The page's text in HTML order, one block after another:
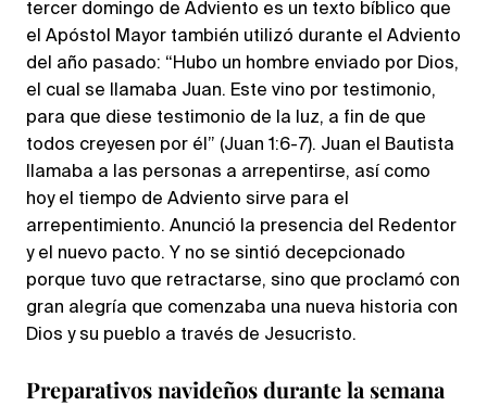
tercer domingo de Adviento es un texto bíblico que
el Apóstol Mayor también utilizó durante el Adviento
del año pasado: “Hubo un hombre enviado por Dios,
el cual se llamaba Juan. Este vino por testimonio,
para que diese testimonio de la luz, a fin de que
todos creyesen por él” (Juan 1:6-7). Juan el Bautista
llamaba a las personas a arrepentirse, así como
hoy el tiempo de Adviento sirve para el
arrepentimiento. Anunció la presencia del Redentor
y el nuevo pacto. Y no se sintió decepcionado
porque tuvo que retractarse, sino que proclamó con
gran alegría que comenzaba una nueva historia con
Dios y su pueblo a través de Jesucristo.
Preparativos navideños durante la semana